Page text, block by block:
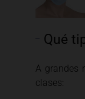
Qué
A grandes
clases: